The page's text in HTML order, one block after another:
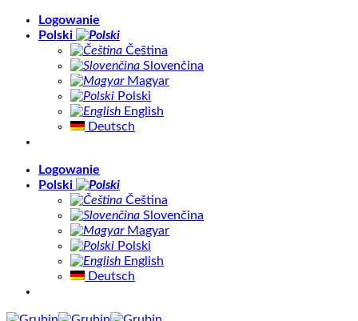
Skip
Logowanie
Polski
Čeština
Slovenčina
Magyar
Polski
English
Deutsch
Logowanie
Polski
Čeština
Slovenčina
Magyar
Polski
English
Deutsch